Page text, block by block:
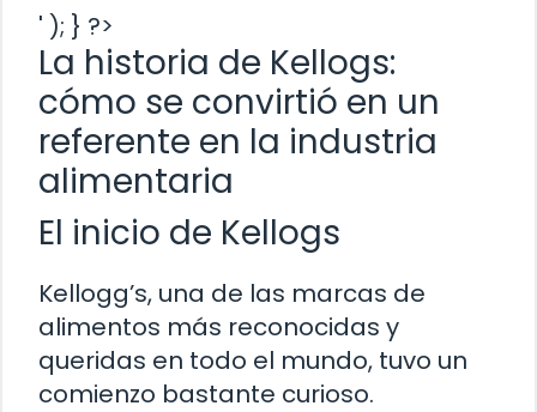
' ); } ?>
La historia de Kellogs:
cómo se convirtió en un
referente en la industria
alimentaria
El inicio de Kellogs
Kellogg’s, una de las marcas de
alimentos más reconocidas y
queridas en todo el mundo, tuvo un
comienzo bastante curioso.